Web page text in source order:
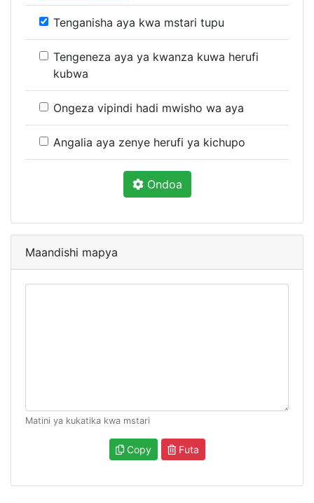
Tenganisha aya kwa mstari tupu
Tengeneza aya ya kwanza kuwa herufi
kubwa
Ongeza vipindi hadi mwisho wa aya
Angalia aya zenye herufi ya kichupo
Ondoa
Maandishi mapya
Matini ya kukatika kwa mstari
Copy Futa